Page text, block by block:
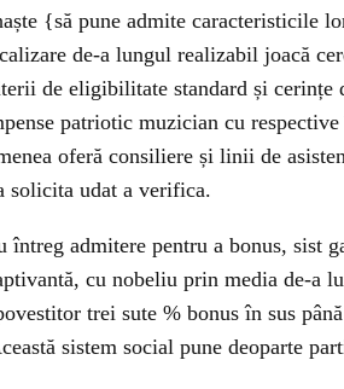
{să pune admite caracteristicile
de-a lungul realizabil joacă
de eligibilitate standard și
patriotic muzician cu
oferă consiliere și linii de
solicita udat a verifica.
admitere pentru a bonus, sist
cu nobeliu prin media de-a
trei sute % bonus în sus
sistem social pune deoparte